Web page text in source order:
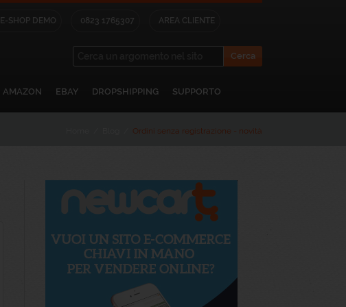
SHOP DEMO 0823 1765307 AREA CLIENTE
AMAZON EBAY DROPSHIPPING
SUPPORTO
Ordini senza registrazione - novità
×
link che troverai in